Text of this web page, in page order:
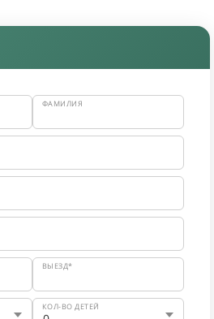
ФАМИЛИЯ
ВЫЕЗД*
КОЛ-ВО ДЕТЕЙ